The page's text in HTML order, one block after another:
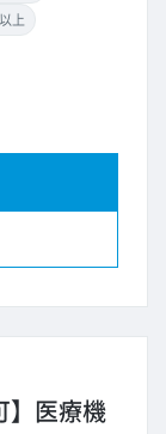
上
】医療機